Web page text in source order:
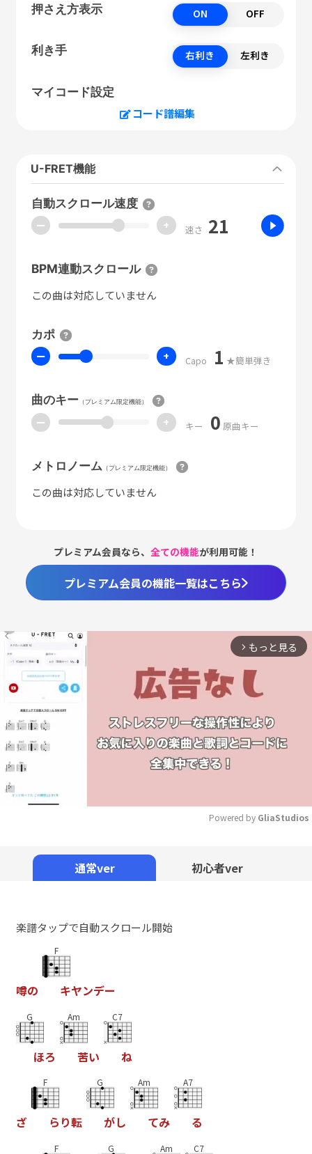
押さえ方表示 ON OFF
利き手 右利き 左利き
マイコード設定
コード譜編集
U-FRET機能
自動スクロール速度
ー + 速さ 21
BPM連動スクロール
この曲は対応していません
カポ
ー + Capo 1 ★簡単弾き
曲のキー（プレミアム限定機能）
ー + キー 0 原曲キー
メトロノーム （プレミアム限定機能）
この曲は対応していません
プレミアム会員なら、全ての機能が利用可能！
プレミアム会員の機能一覧はこちら
arrow_forward_ios もっと見る
Powered by GliaStudios
通常ver 初心者ver
楽譜タップで自動スクロール開始
噂の
F
キヤンデー
G
ほろ
Am
苦い
C7
ね
ざ
F
ら り転
G
がし
Am
てみ
A7
る
F G Am C7